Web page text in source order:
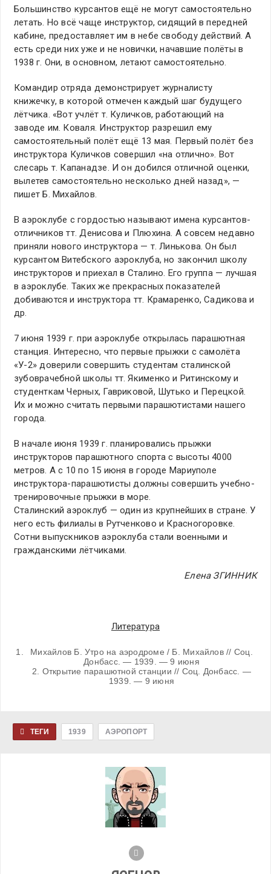
Большинство курсантов ещё не могут самостоятельно
летать. Но всё чаще инструктор, сидящий в передней
кабине, предоставляет им в небе свободу действий. А
есть среди них уже и не новички, начавшие полёты в
1938 г. Они, в основном, летают самостоятельно.
Командир отряда демонстрирует журналисту
книжечку, в которой отмечен каждый шаг будущего
лётчика. «Вот учлёт т. Куличков, работающий на
заводе им. Коваля. Инструктор разрешил ему
самостоятельный полёт ещё 13 мая. Первый полёт без
инструктора Куличков совершил «на отлично». Вот
слесарь т. Капанадзе. И он добился отличной оценки,
вылетев самостоятельно несколько дней назад», —
пишет Б. Михайлов.
В аэроклубе с гордостью называют имена курсантов-
отличников тт. Денисова и Плюхина. А совсем недавно
приняли нового инструктора — т. Линькова. Он был
курсантом Витебского аэроклуба, но закончил школу
инструкторов и приехал в Сталино. Его группа — лучшая
в аэроклубе. Таких же прекрасных показателей
добиваются и инструктора тт. Крамаренко, Садикова и
др.
7 июня 1939 г. при аэроклубе открылась парашютная
станция. Интересно, что первые прыжки с самолёта
«У-2» доверили совершить студентам сталинской
зубоврачебной школы тт. Якименко и Ритинскому и
студенткам Черных, Гавриковой, Шутько и Перецкой.
Их и можно считать первыми парашютистами нашего
города.
В начале июня 1939 г. планировались прыжки
инструкторов парашютного спорта с высоты 4000
метров. А с 10 по 15 июня в городе Мариуполе
инструктора-парашютисты должны совершить учебно-
тренировочные прыжки в море.
Сталинский аэроклуб — один из крупнейших в стране. У
него есть филиалы в Рутченково и Красногоровке.
Сотни выпускников аэроклуба стали военными и
гражданскими лётчиками.
Елена ЗГИННИК
Литература
Михайлов Б. Утро на аэродроме / Б. Михайлов // Соц.
Донбасс. — 1939. — 9 июня
2. Открытие парашютной станции // Соц. Донбасс. —
1939. — 9 июня
ТЕГИ 1939 АЭРОПОРТ